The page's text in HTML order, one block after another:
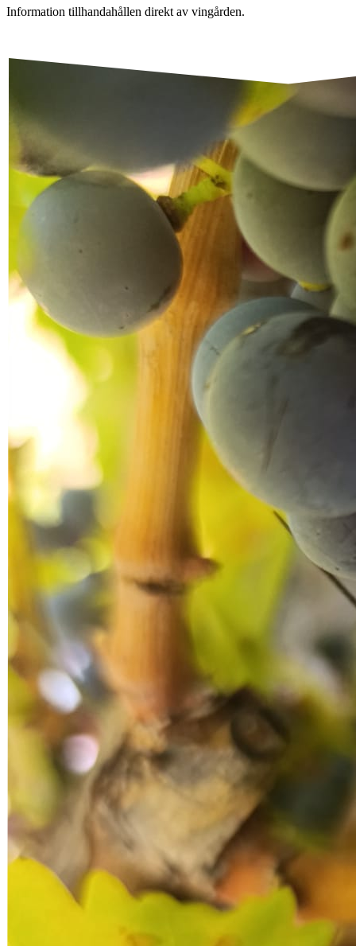
Information tillhandahållen direkt av vingården.